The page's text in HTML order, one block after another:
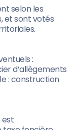
selon les
et sont votés
:
d’allègements
: construction
est